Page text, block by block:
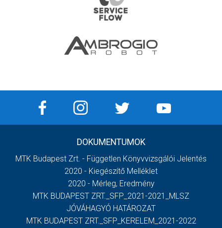
DOKUMENTUMOK
MTK Budapest Zrt. - Független Könyvvizsgálói Jelentés
2020 - Kiegészítő Melléklet
2020 - Mérleg, Eredmény
MTK BUDAPEST ZRT._SFP_2021-2021_MLSZ
JÓVÁHAGYÓ HATÁROZAT
MTK BUDAPEST ZRT._SFP_KERELEM_2021-2022